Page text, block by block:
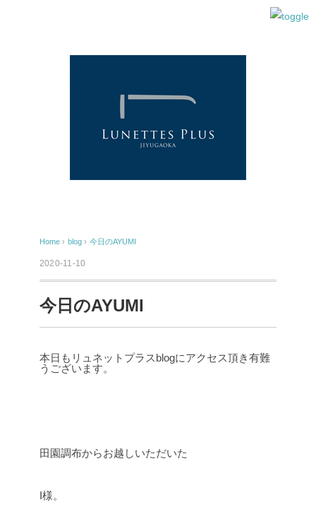
Home › blog › 今日のAYUMI
2020-11-10
今日のAYUMI
本日もリュネットプラスblogにアクセス頂き有難
うございます。
田園調布からお越しいただいた
I様。